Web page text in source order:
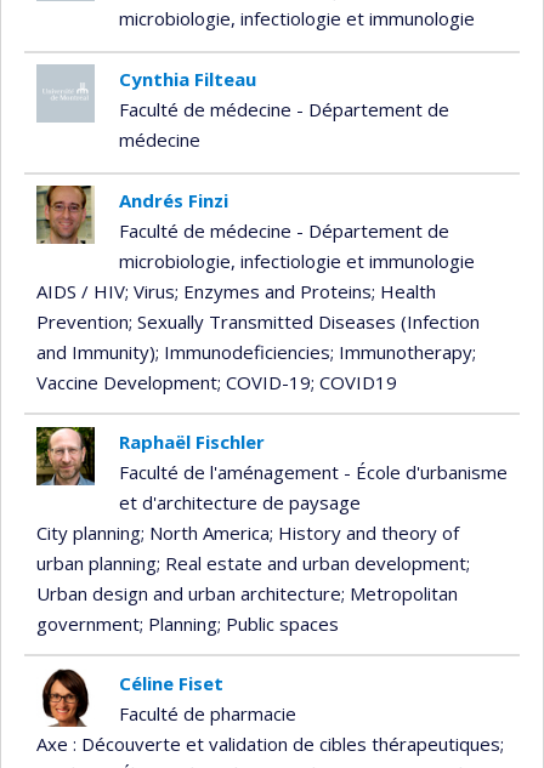
microbiologie, infectiologie et immunologie
Cynthia Filteau
Faculté de médecine - Département de
médecine
Andrés Finzi
Faculté de médecine - Département de
microbiologie, infectiologie et immunologie
AIDS / HIV; Virus; Enzymes and Proteins; Health
Prevention; Sexually Transmitted Diseases (Infection
and Immunity); Immunodeficiencies; Immunotherapy;
Vaccine Development; COVID-19; COVID19
Raphaël Fischler
Faculté de l'aménagement - École d'urbanisme
et d'architecture de paysage
City planning; North America; History and theory of
urban planning; Real estate and urban development;
Urban design and urban architecture; Metropolitan
government; Planning; Public spaces
Céline Fiset
Faculté de pharmacie
Axe : Découverte et validation de cibles thérapeutiques;